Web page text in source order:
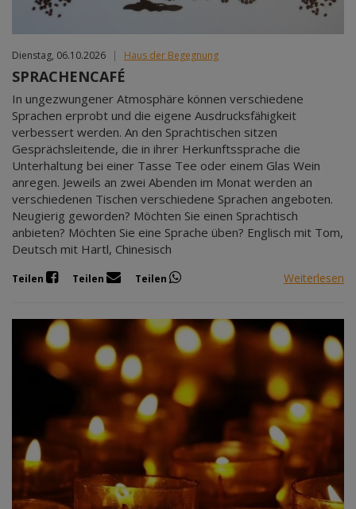
Dienstag, 06.10.2026 | Haus der Begegnung
SPRACHENCAFÉ
In ungezwungener Atmosphäre können verschiedene
Sprachen erprobt und die eigene Ausdrucksfähigkeit
verbessert werden. An den Sprachtischen sitzen
Gesprächsleitende, die in ihrer Herkunftssprache die
Unterhaltung bei einer Tasse Tee oder einem Glas Wein
anregen. Jeweils an zwei Abenden im Monat werden an
verschiedenen Tischen verschiedene Sprachen angeboten.
Neugierig geworden? Möchten Sie einen Sprachtisch
anbieten? Möchten Sie eine Sprache üben? Englisch mit Tom,
Deutsch mit Hartl, Chinesisch
Teilen Teilen Teilen Weiterlesen